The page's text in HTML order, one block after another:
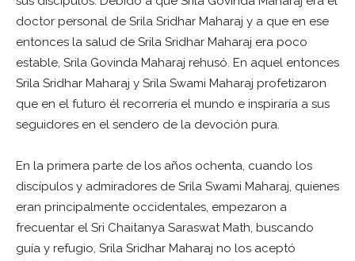
doctor personal de Srila Sridhar Maharaj y a que en ese
entonces la salud de Srila Sridhar Maharaj era poco
estable, Srila Govinda Maharaj rehusó. En aquel entonces
Srila Sridhar Maharaj y Srila Swami Maharaj profetizaron
que en el futuro él recorrería el mundo e inspiraría a sus
seguidores en el sendero de la devoción pura.
En la primera parte de los años ochenta, cuando los
discípulos y admiradores de Srila Swami Maharaj, quienes
eran principalmente occidentales, empezaron a
frecuentar el Sri Chaitanya Saraswat Math, buscando
guía y refugio, Srila Sridhar Maharaj no los aceptó